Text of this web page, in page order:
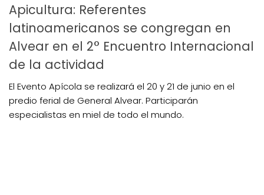
Apicultura: Referentes
latinoamericanos se congregan en
Alvear en el 2° Encuentro Internacional
de la actividad
El Evento Apícola se realizará el 20 y 21 de junio en el
predio ferial de General Alvear. Participarán
especialistas en miel de todo el mundo.